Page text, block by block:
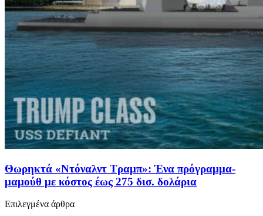
Θωρηκτά «Ντόναλντ Τραμπ»: Ένα πρόγραμμα-
μαμούθ με κόστος έως 275 δισ. δολάρια
Επιλεγμένα άρθρα